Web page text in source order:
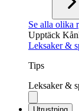
Se alla olika
Upptäck
Leksaker &
Tips
Leksaker &